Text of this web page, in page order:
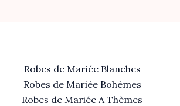
Robes de Mariée Blanches
Robes de Mariée Bohèmes
Robes de Mariée A Thèmes